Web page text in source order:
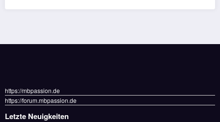
https://mbpassion.de
https://forum.mbpassion.de
Letzte Neuigkeiten